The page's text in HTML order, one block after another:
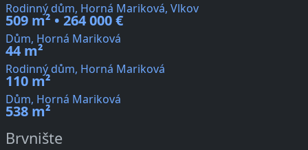
Rodinný dům, Horná Mariková, Vlkov
509 m² • 264 000 €
Dům, Horná Mariková
44 m²
Rodinný dům, Horná Mariková
110 m²
Dům, Horná Mariková
538 m²
Brvnište